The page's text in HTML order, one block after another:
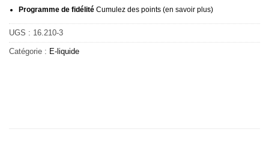
Programme de fidélitéCumulez des points (en savoir plus)
UGS : 16.210-3
Catégorie : E-liquide